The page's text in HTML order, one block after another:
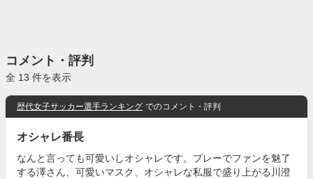
コメント・評判
全 13 件を表示
歴代女子サッカー選手ランキング でのコメント・評判
オシャレ番長
なんと言っても可愛いしオシャレです。プレーでファンを魅了
する澤さん、可愛いマスク、オシャレな私服で盛り上がる川澄